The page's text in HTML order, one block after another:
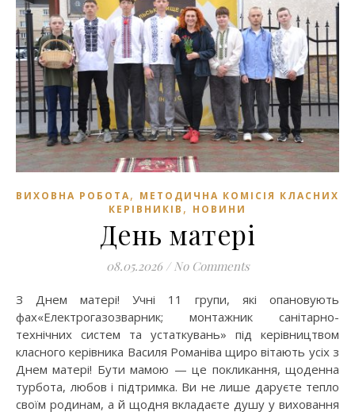
ВИХОВНА РОБОТА, МЕТОДИЧНА КОМІСІЯ КЛАСНИХ
КЕРІВНИКІВ , НОВИНИ
День матері
08.05.2026 / No Comments
З Днем матері! Учні 11 групи, які опановують
фах«Електрогазозварник; монтажник санітарно-
технічних систем та устаткувань» під керівництвом
класного керівника Василя Романіва щиро вітають усіх з
Днем матері! Бути мамою — це покликання, щоденна
турбота, любов і підтримка. Ви не лише даруєте тепло
своїм родинам, а й щодня вкладаєте душу у виховання